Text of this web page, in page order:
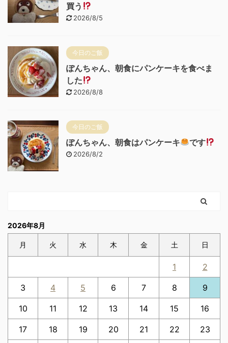
買う
2026/8/5
今日のご飯
ぽんちゃん、朝食にパンケーキを食べま
した
2026/8/8
今日のご飯
ぽんちゃん、朝食はパンケーキ です
2026/8/2
2026年8月
月 火 水 木 金 土 日
1 2
3 4 5 6 7 8 9
10 11 12 13 14 15 16
17 18 19 20 21 22 23